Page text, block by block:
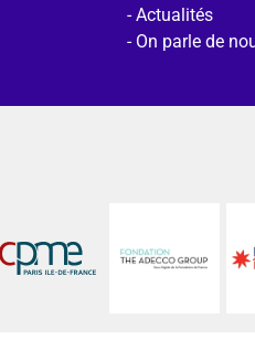
Actualités
On parle de